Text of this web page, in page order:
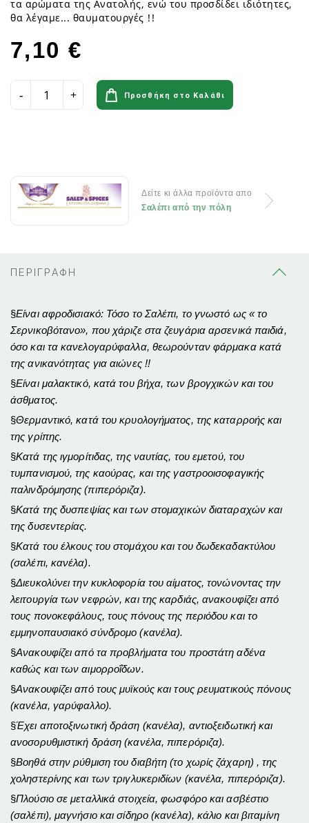
τα αρώματα της Ανατολής, ενώ του προσδίδει ιδιότητες,
θα λέγαμε... θαυματουργές !!
7,10 €
Προσθήκη στο Καλάθι
Δείτε κι άλλα προϊόντα απο
Σαλέπι από την πόλη
ΠΕΡΙΓΡΑΦΗ
§Είναι αφροδισιακό: Τόσο το Σαλέπι, το γνωστό ως « το
Σερνικοβότανο», που χάριζε στα ζευγάρια αρσενικά παιδιά,
όσο και τα κανελογαρύφαλλα, θεωρούνταν φάρμακα κατά
της ανικανότητας για αιώνες !!
§Είναι μαλακτικό, κατά του βήχα, των βρογχικών και του
άσθματος.
§Θερμαντικό, κατά του κρυολογήματος, της καταρροής και
της γρίπης.
§Κατά της ιγμορίτιδας, της ναυτίας, του εμετού, του
τυμπανισμού, της καούρας, και της γαστροοισοφαγικής
παλινδρόμησης (πιπερόριζα).
§Κατά της δυσπεψίας και των στομαχικών διαταραχών και
της δυσεντερίας.
§Κατά του έλκους του στομάχου και του δωδεκαδακτύλου
(σαλέπι, κανέλα).
§Διευκολύνει την κυκλοφορία του αίματος, τονώνοντας την
λειτουργία των νεφρών, και της καρδιάς, ανακουφίζει από
τους πονοκεφάλους, τους πόνους της περιόδου και το
εμμηνοπαυσιακό σύνδρομο (κανέλα).
§Ανακουφίζει από τα προβλήματα του προστάτη αδένα
καθώς και των αιμορροΐδων.
§Ανακουφίζει από τους μυϊκούς και τους ρευματικούς πόνους
(κανέλα, γαρύφαλλο).
§Έχει αποτοξινωτική δράση (κανέλα), αντιοξειδωτική και
ανοσορυθμιστική δράση (κανέλα, πιπερόριζα).
§Βοηθά στην ρύθμιση του διαβήτη (το χωρίς ζάχαρη) , της
χοληστερίνης και των τριγλυκεριδίων (κανέλα, πιπερόριζα).
§Πλούσιο σε μεταλλικά στοιχεία, φωσφόρο και ασβέστιο
(σαλέπι), μαγνήσιο και σίδηρο (κανέλα), κάλιο και βιταμίνη